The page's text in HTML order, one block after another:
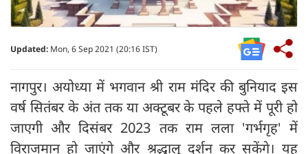
Updated: Mon, 6 Sep 2021 (20:16 IST)
नागपुर। अयोध्या में भगवान श्री राम मंदिर की बुनियाद इस
वर्ष सितंबर के अंत तक या अक्टूबर के पहले हफ्ते में पूरी हो
जाएगी और दिसंबर 2023 तक राम लला 'गर्भगृह' में
विराजमान हो जाएंगे और श्रद्धालु दर्शन कर सकेंगे। यह